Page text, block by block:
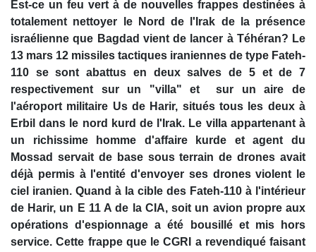
Est-ce un feu vert à de nouvelles frappes destinées à
totalement nettoyer le Nord de l'Irak de la présence
israélienne que Bagdad vient de lancer à Téhéran? Le
13 mars 12 missiles tactiques iraniennes de type Fateh-
110 se sont abattus en deux salves de 5 et de 7
respectivement sur un "villa" et sur un aire de
l'aéroport militaire Us de Harir, situés tous les deux à
Erbil dans le nord kurd de l'Irak. Le villa appartenant à
un richissime homme d'affaire kurde et agent du
Mossad servait de base sous terrain de drones avait
déjà permis à l'entité d'envoyer ses drones violent le
ciel iranien. Quand à la cible des Fateh-110 à l'intérieur
de Harir, un E 11 A de la CIA, soit un avion propre aux
opérations d'espionnage a été bousillé et mis hors
service. Cette frappe que le CGRI a revendiqué faisant